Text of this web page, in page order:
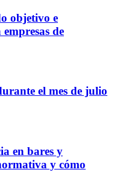
objetivo e
de
el mes de julio
en bares y
y cómo